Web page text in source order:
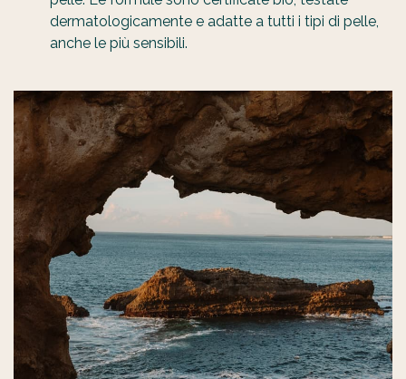
dermatologicamente e adatte a tutti i tipi di pelle,
anche le più sensibili.